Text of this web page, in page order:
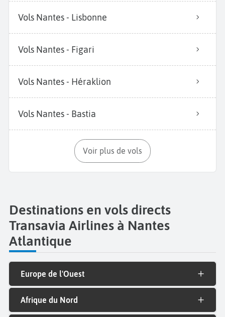
Vols Nantes - Lisbonne
Vols Nantes - Figari
Vols Nantes - Héraklion
Vols Nantes - Bastia
Voir plus de vols
Destinations en vols directs
Transavia Airlines à Nantes
Atlantique
Europe de l'Ouest
Afrique du Nord